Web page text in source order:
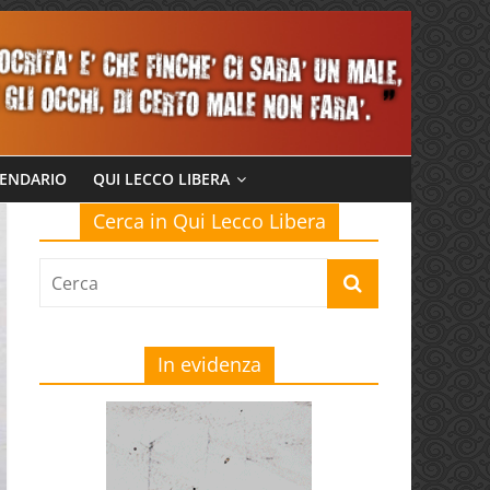
QUI LECCO LIBERA
Cerca in Qui Lecco Libera
In evidenza